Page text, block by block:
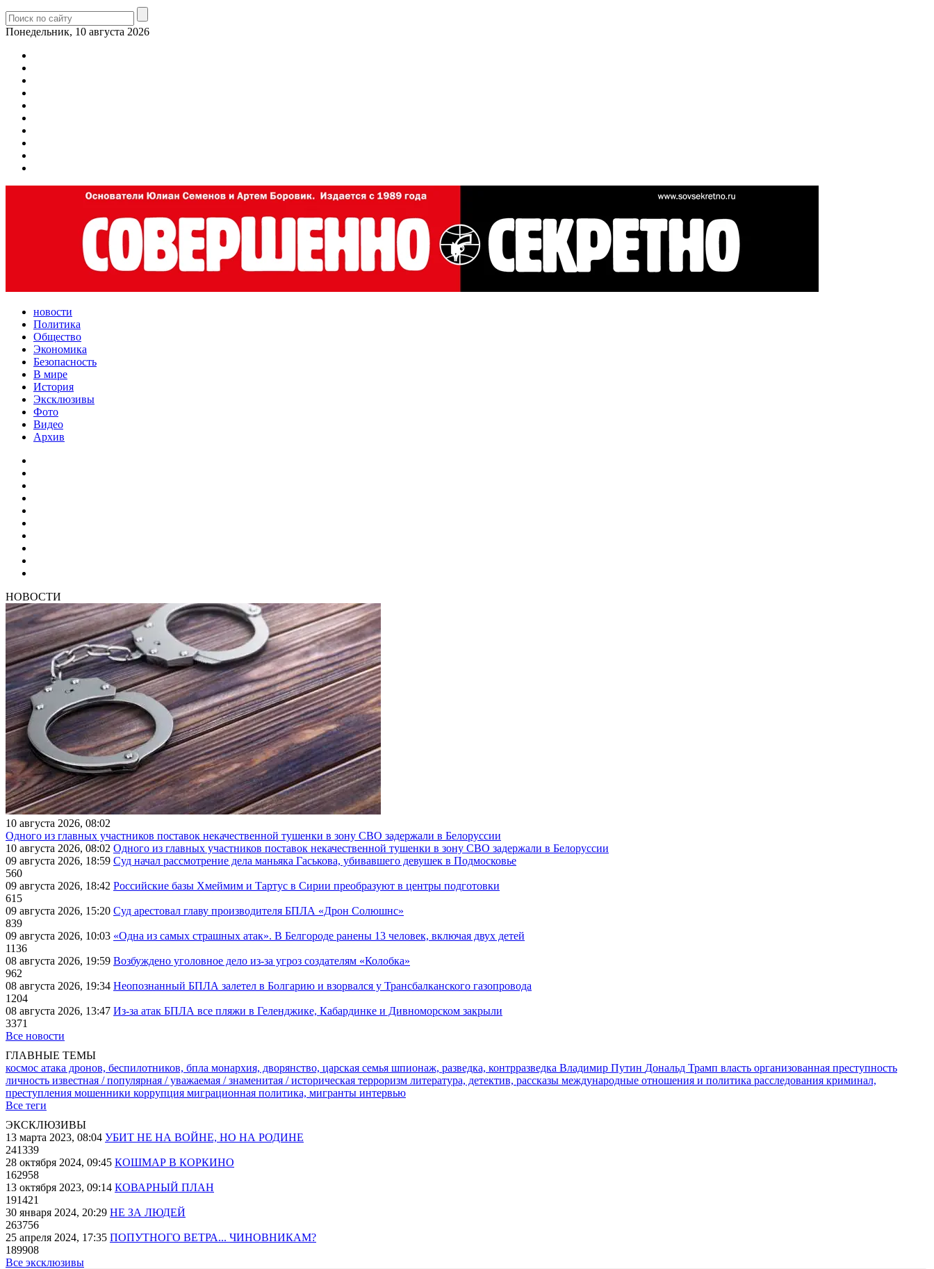
Понедельник, 10 августа 2026
новости
Политика
Общество
Экономика
Безопасность
В мире
История
Эксклюзивы
Фото
Видео
Архив
НОВОСТИ
10 августа 2026, 08:02
Одного из главных участников поставок некачественной тушенки в зону СВО задержали в Белоруссии
10 августа 2026, 08:02 Одного из главных участников поставок некачественной тушенки в зону СВО задержали в Белоруссии
09 августа 2026, 18:59 Суд начал рассмотрение дела маньяка Гаськова, убивавшего девушек в Подмосковье
560
09 августа 2026, 18:42 Российские базы Хмеймим и Тартус в Сирии преобразуют в центры подготовки
615
09 августа 2026, 15:20 Суд арестовал главу производителя БПЛА «Дрон Солюшнс»
839
09 августа 2026, 10:03 «Одна из самых страшных атак». В Белгороде ранены 13 человек, включая двух детей
1136
08 августа 2026, 19:59 Возбуждено уголовное дело из-за угроз создателям «Колобка»
962
08 августа 2026, 19:34 Неопознанный БПЛА залетел в Болгарию и взорвался у Трансбалканского газопровода
1204
08 августа 2026, 13:47 Из-за атак БПЛА все пляжи в Геленджике, Кабардинке и Дивноморском закрыли
3371
Все новости
ГЛАВНЫЕ ТЕМЫ
космос атака дронов, беспилотников, бпла монархия, дворянство, царская семья шпионаж, разведка, контрразведка Владимир Путин Дональд Трамп власть организованная преступность
личность известная / популярная / уважаемая / знаменитая / историческая терроризм литература, детектив, рассказы международные отношения и политика расследования криминал,
преступления мошенники коррупция миграционная политика, мигранты интервью
Все теги
ЭКСКЛЮЗИВЫ
13 марта 2023, 08:04 УБИТ НЕ НА ВОЙНЕ, НО НА РОДИНЕ
241339
28 октября 2024, 09:45 КОШМАР В КОРКИНО
162958
13 октября 2023, 09:14 КОВАРНЫЙ ПЛАН
191421
30 января 2024, 20:29 НЕ ЗА ЛЮДЕЙ
263756
25 апреля 2024, 17:35 ПОПУТНОГО ВЕТРА... ЧИНОВНИКАМ?
189908
Все эксклюзивы